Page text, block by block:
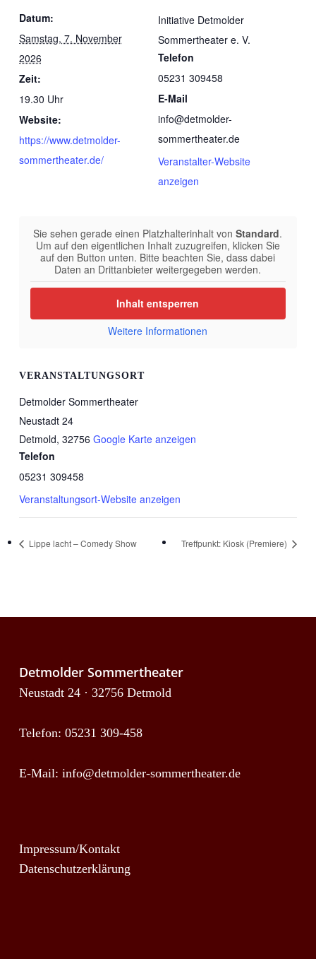
Datum:
Samstag, 7. November
2026
Zeit:
19.30 Uhr
Website:
https://www.detmolder-
sommertheater.de/
Initiative Detmolder
Sommertheater e. V.
Telefon
05231 309458
E-Mail
info@detmolder-
sommertheater.de
Veranstalter-Website
anzeigen
VERANSTALTUNGSORT
Detmolder Sommertheater
Neustadt 24
Detmold, 32756 Google Karte anzeigen
Telefon
05231 309458
Veranstaltungsort-Website anzeigen
Sie sehen gerade einen Platzhalterinhalt vonStandard.
Um auf den eigentlichen Inhalt zuzugreifen, klicken Sie
auf den Button unten. Bitte beachten Sie, dass dabei
Daten an Drittanbieter weitergegeben werden.
Inhalt entsperren
Weitere Informationen
Lippe lacht – Comedy Show Treffpunkt: Kiosk (Premiere)
Detmolder Sommertheater
Neustadt 24 · 32756 Detmold
Telefon: 05231 309-458
E-Mail: info@detmolder-sommertheater.de
Impressum/Kontakt
Datenschutzerklärung